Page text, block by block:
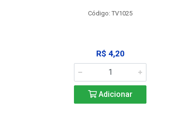
Código: TV1025
R$ 4,20
Adicionar